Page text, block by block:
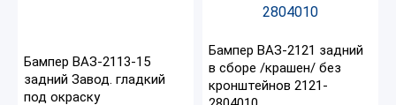
Бампер ВАЗ-2113-15
задний Завод. гладкий
под окраску
Бампер ВАЗ-2121 задний
в сборе /крашен/ без
кронштейнов 2121-